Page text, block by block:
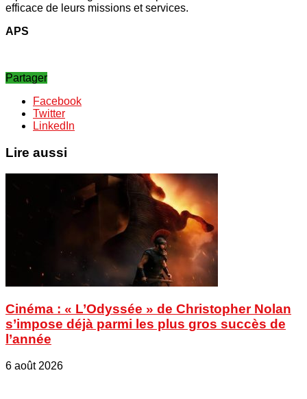
efficace de leurs missions et services.
APS
Partager
Facebook
Twitter
LinkedIn
Lire aussi
Cinéma : « L’Odyssée » de Christopher Nolan
s’impose déjà parmi les plus gros succès de
l’année
6 août 2026